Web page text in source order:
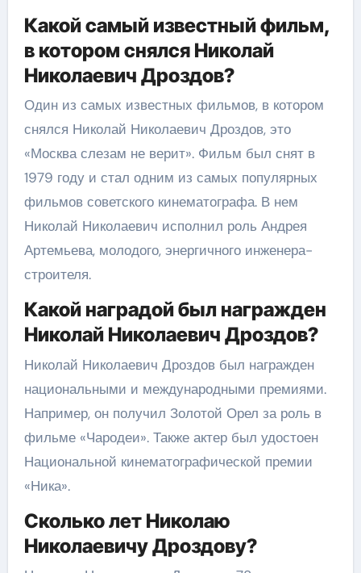
Какой самый известный фильм,
в котором снялся Николай
Николаевич Дроздов?
Один из самых известных фильмов, в котором
снялся Николай Николаевич Дроздов, это
«Москва слезам не верит». Фильм был снят в
1979 году и стал одним из самых популярных
фильмов советского кинематографа. В нем
Николай Николаевич исполнил роль Андрея
Артемьева, молодого, энергичного инженера-
строителя.
Какой наградой был награжден
Николай Николаевич Дроздов?
Николай Николаевич Дроздов был награжден
национальными и международными премиями.
Например, он получил Золотой Орел за роль в
фильме «Чародеи». Также актер был удостоен
Национальной кинематографической премии
«Ника».
Сколько лет Николаю
Николаевичу Дроздову?